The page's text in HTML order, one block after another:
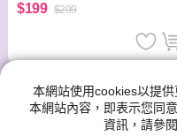
$199 $299
本網站使用cookies以提
本網站內容，即表示您同
資訊，請參